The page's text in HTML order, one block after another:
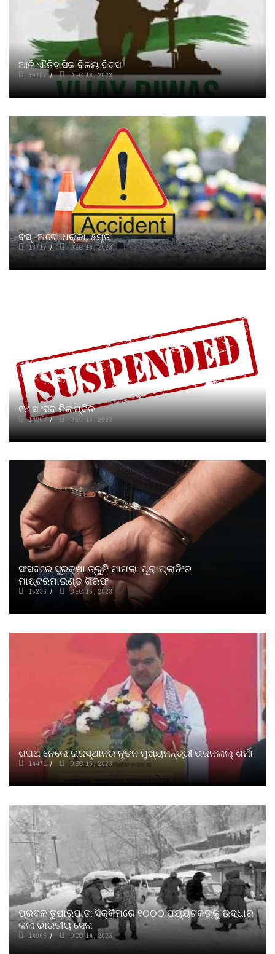
ଆଜି ଐତିହାସିକ ବିଜୟ ଦିବସ
14187 DEC 16, 2023
ବସ୍‌ -ଅଟୋ ଧକ୍କା, ୫ମୃତ
13717 DEC 16, 2023
୧୪ ସାଂସଦ ନିଲମ୍ବିତ
14003 DEC 15, 2023
ସଂସଦରେ ସୁରକ୍ଷା ତ୍ରୁଟି ମାମଲା: ପୂରା ପ୍ଲାନିଂର
ମାଷ୍ଟରମାଇଣ୍ଡ ଗିରଫ
15236 DEC 15, 2023
ଶପଥ ନେଲେ ରାଜସ୍ଥାନର ନୂତନ ମୁଖ୍ୟମନ୍ତ୍ରୀ ଭଜନଲାଲ୍ ଶର୍ମା
14471 DEC 15, 2023
ପ୍ରବଳ ତୁଷାରପାତ: ସିକ୍କିମରେ ୧୦୦୦ ପର୍ୟ୍ୟଟକଙ୍କୁ ଉଦ୍ଧାର
କଲା ଭାରତୀୟ ସେନା
14963 DEC 14, 2023